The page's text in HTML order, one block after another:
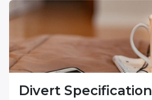
Divert